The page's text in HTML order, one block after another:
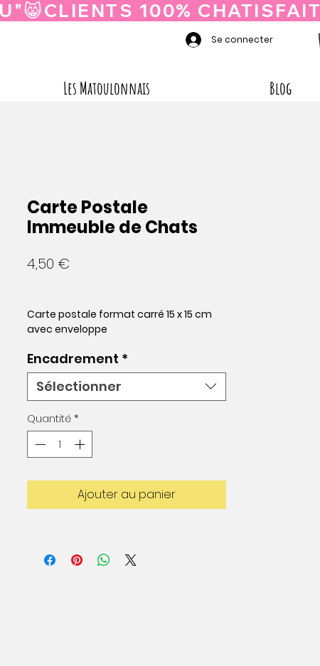
Les Matoulonnais Blog
Se connecter
Carte Postale
Immeuble de Chats
4,50 €
Carte postale format carré 15 x 15 cm
avec enveloppe
Encadrement *
Sélectionner
Quantité*
Ajouter au panier